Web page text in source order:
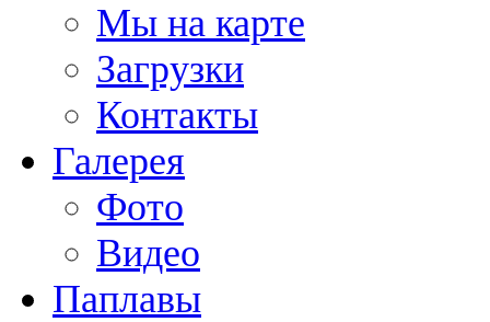
Мы на карте
Загрузки
Контакты
Галерея
Фото
Видео
Паплавы